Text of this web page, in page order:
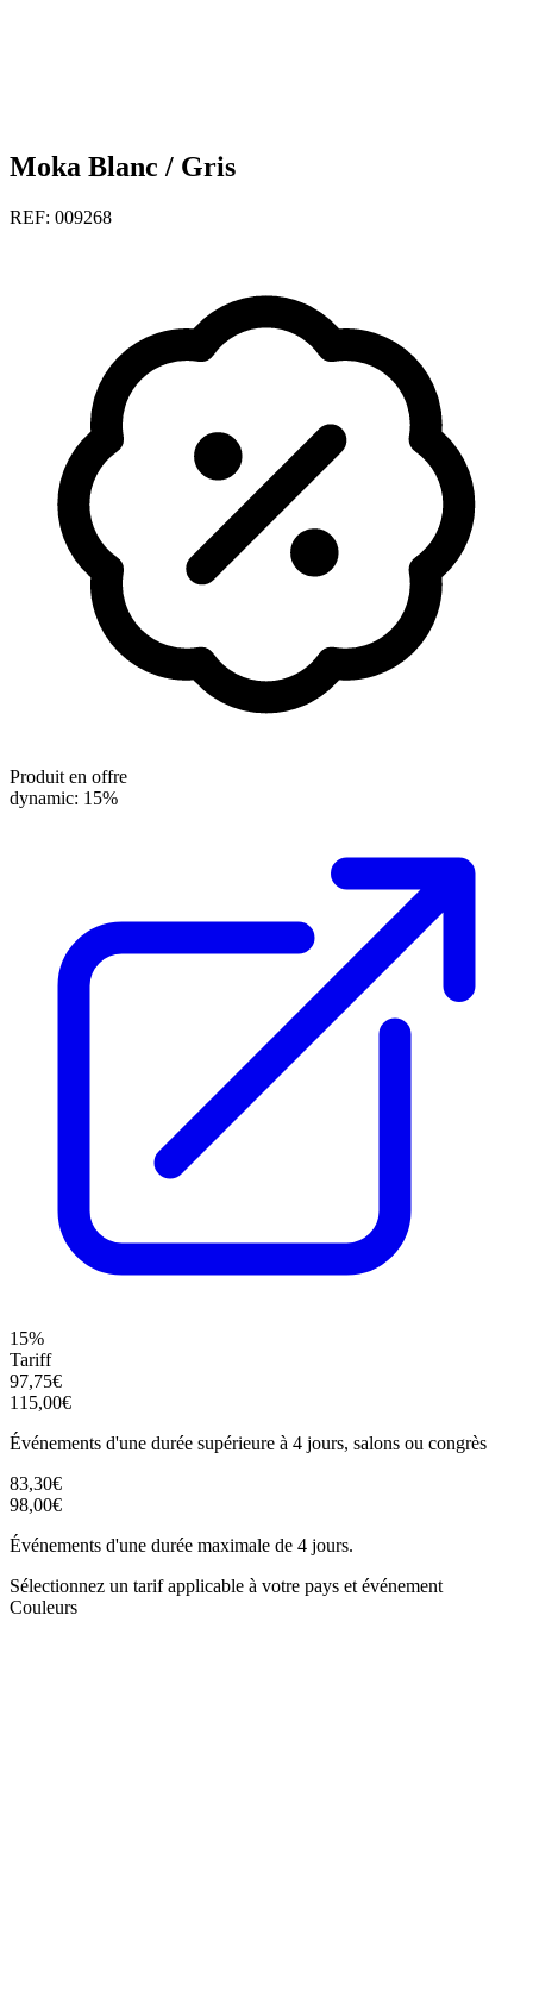
Moka Blanc / Gris
REF: 009268
Produit en offre
dynamic: 15%
15%
Tariff
97,75€
115,00€
Événements d'une durée supérieure à 4 jours, salons ou congrès
83,30€
98,00€
Événements d'une durée maximale de 4 jours.
Sélectionnez un tarif applicable à votre pays et événement
Couleurs